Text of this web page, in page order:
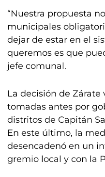
“Nuestra propuesta
municipales
dejar de estar en el
queremos es que
jefe comunal.
La decisión de
tomadas antes por
distritos de Capitán
En este último, la
desencadenó en un
gremio local y con la